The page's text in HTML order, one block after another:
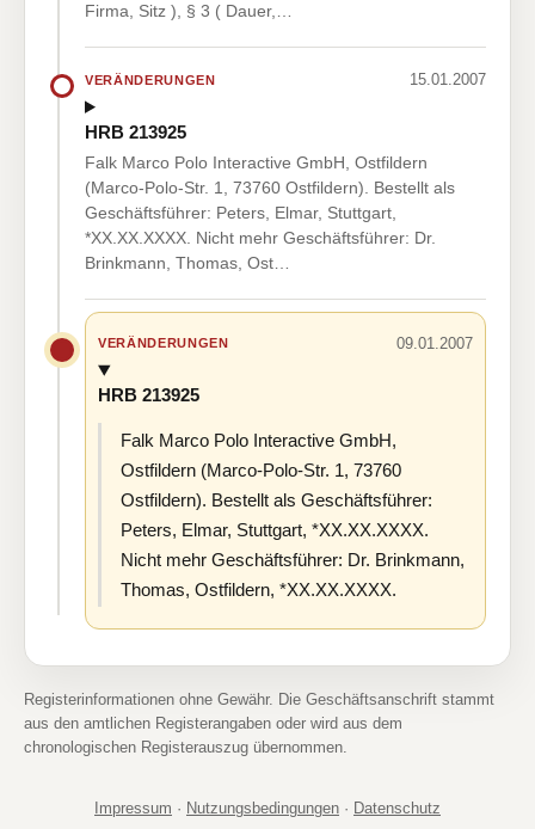
Firma, Sitz ), § 3 ( Dauer,…
VERÄNDERUNGEN 15.01.2007
HRB 213925
Falk Marco Polo Interactive GmbH, Ostfildern
(Marco-Polo-Str. 1, 73760 Ostfildern). Bestellt als
Geschäftsführer: Peters, Elmar, Stuttgart,
*XX.XX.XXXX. Nicht mehr Geschäftsführer: Dr.
Brinkmann, Thomas, Ost…
VERÄNDERUNGEN 09.01.2007
HRB 213925
Falk Marco Polo Interactive GmbH,
Ostfildern (Marco-Polo-Str. 1, 73760
Ostfildern). Bestellt als Geschäftsführer:
Peters, Elmar, Stuttgart, *XX.XX.XXXX.
Nicht mehr Geschäftsführer: Dr. Brinkmann,
Thomas, Ostfildern, *XX.XX.XXXX.
Registerinformationen ohne Gewähr. Die Geschäftsanschrift stammt
aus den amtlichen Registerangaben oder wird aus dem
chronologischen Registerauszug übernommen.
Impressum · Nutzungsbedingungen · Datenschutz